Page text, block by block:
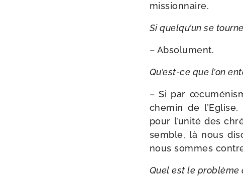
missionnaire.
Si quelqu’un se
– Absolument.
Qu’est-ce que l’on
– Si par
che­min de
pour l’unité des
semble, là nous
nous sommes
Quel est le